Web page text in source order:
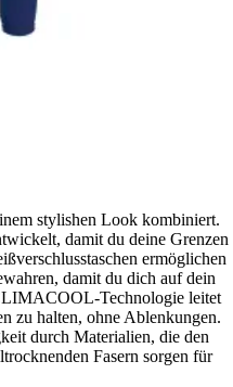
stylishen Look kombiniert.
damit du deine Grenzen
ermöglichen
damit du dich auf dein
Technologie leitet
zu halten, ohne Ablenkungen.
durch Materialien, die den
Fasern sorgen für